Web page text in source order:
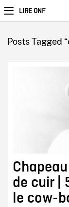
LIRE ONF
Posts Tagged
de cuir |
le cow-